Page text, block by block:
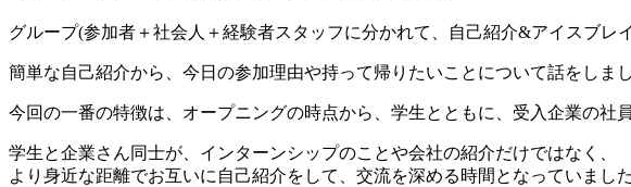
グループ(参加者＋社会人＋経験者スタッフに分かれて、自己紹介&アイスブレ
簡単な自己紹介から、今日の参加理由や持って帰りたいことについて話をしまし
今回の一番の特徴は、オープニングの時点から、学生とともに、受入企業の社
学生と企業さん同士が、インターンシップのことや会社の紹介だけではなく、
より身近な距離でお互いに自己紹介をして、交流を深める時間となっていました